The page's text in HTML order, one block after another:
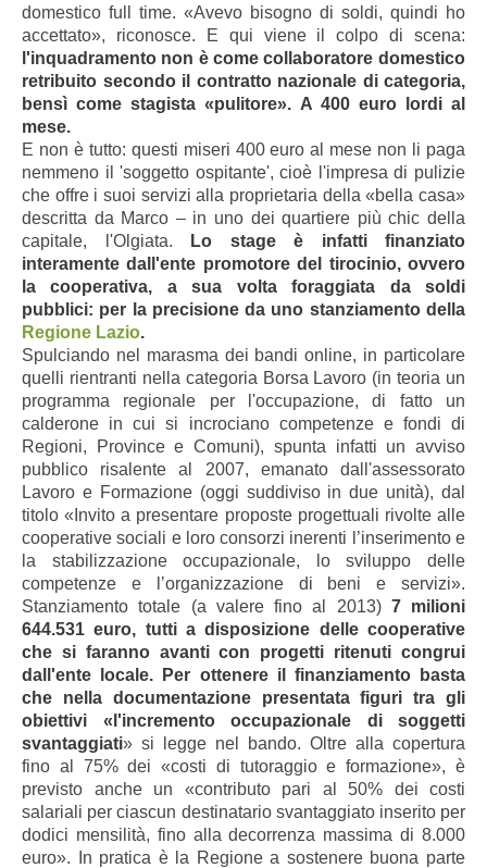
domestico full time. «Avevo bisogno di soldi, quindi ho
accettato», riconosce. E qui viene il colpo di scena:
l'inquadramento non è come collaboratore domestico
retribuito secondo il contratto nazionale di categoria,
bensì come stagista «pulitore». A 400 euro lordi al
mese.
E non è tutto: questi miseri 400 euro al mese non li paga
nemmeno il 'soggetto ospitante', cioè l'impresa di pulizie
che offre i suoi servizi alla proprietaria della «bella casa»
descritta da Marco – in uno dei quartiere più chic della
capitale, l'Olgiata.
Lo stage è infatti finanziato
interamente dall'ente promotore del tirocinio, ovvero
la cooperativa, a sua volta foraggiata da soldi
pubblici: per la precisione da uno stanziamento della
Regione Lazio.
Spulciando nel marasma dei bandi online, in particolare
quelli rientranti nella categoria Borsa Lavoro (in teoria un
programma regionale per l'occupazione, di fatto un
calderone in cui si incrociano competenze e fondi di
Regioni, Province e Comuni), spunta infatti un avviso
pubblico risalente al 2007, emanato dall'assessorato
Lavoro e Formazione (oggi suddiviso in due unità), dal
titolo «Invito a presentare proposte progettuali rivolte alle
cooperative sociali e loro consorzi inerenti l’inserimento e
la stabilizzazione occupazionale, lo sviluppo delle
competenze e l’organizzazione di beni e servizi».
Stanziamento totale (a valere fino al 2013) 7 milioni
644.531 euro, tutti a disposizione delle cooperative
che si faranno avanti con progetti ritenuti congrui
dall'ente locale. Per ottenere il finanziamento basta
che nella documentazione presentata figuri tra gli
obiettivi «l'incremento occupazionale di soggetti
svantaggiati» si legge nel bando. Oltre alla copertura
fino al 75% dei «costi di tutoraggio e formazione», è
previsto anche un «contributo pari al 50% dei costi
salariali per ciascun destinatario svantaggiato inserito per
dodici mensilità, fino alla decorrenza massima di 8.000
euro». In pratica è la Regione a sostenere buona parte